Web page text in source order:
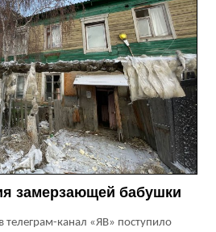
замерзающей бабушки
телеграм-канал «ЯВ» поступило